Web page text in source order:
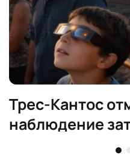
Трес-Кантос
наблюдение
риска пожаров